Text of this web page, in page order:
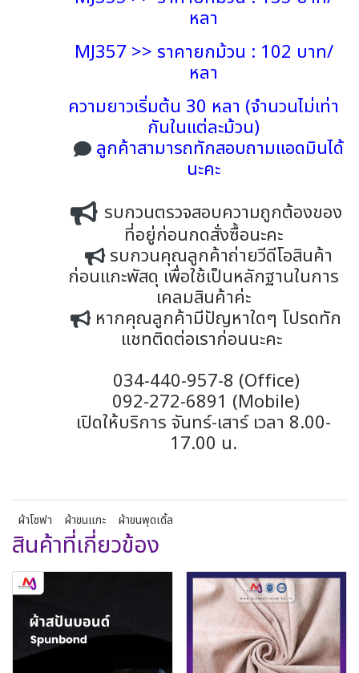
หลา
MJ357 >> ราคายกม้วน : 102 บาท/
หลา
ความยาวเริ่มต้น 30 หลา (จำนวนไม่เท่า
กันในแต่ละม้วน)
ลูกค้าสามารถทักสอบถามแอดมินได้
นะคะ
รบกวนตรวจสอบความถูกต้องของ
ที่อยู่ก่อนกดสั่งซื้อนะคะ
รบกวนคุณลูกค้าถ่ายวีดีโอสินค้า
ก่อนแกะพัสดุ เพื่อใช้เป็นหลักฐานในการ
เคลมสินค้าค่ะ
หากคุณลูกค้ามีปัญหาใดๆ โปรดทัก
แชทติดต่อเราก่อนนะคะ
034-440-957-8 (Office)
092-272-6891 (Mobile)
เปิดให้บริการ จันทร์-เสาร์ เวลา 8.00-
17.00 น.
ผ้าโซฟา ผ้าขนแกะ ผ้าขนพุดเดิ้ล
สินค้าที่เกี่ยวข้อง